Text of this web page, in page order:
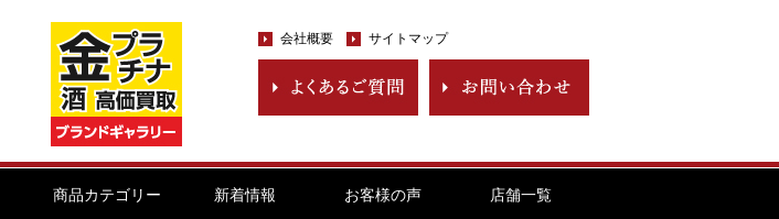
会社概要 サイトマップ
商品カテゴリー 新着情報 お客様の声 店舗一覧